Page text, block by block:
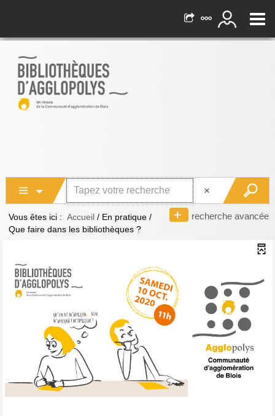
recherche avancée
Vous êtes ici : Accueil / En pratique /
Que faire dans les bibliothèques ?